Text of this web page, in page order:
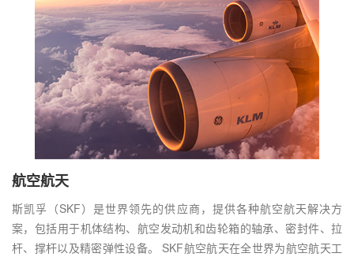
航空航天
斯凯孚（SKF）是世界领先的供应商，提供各种航空航天解决方
案，包括用于机体结构、航空发动机和齿轮箱的轴承、密封件、拉
杆、撑杆以及精密弹性设备。 SKF航空航天在全世界为航空航天工